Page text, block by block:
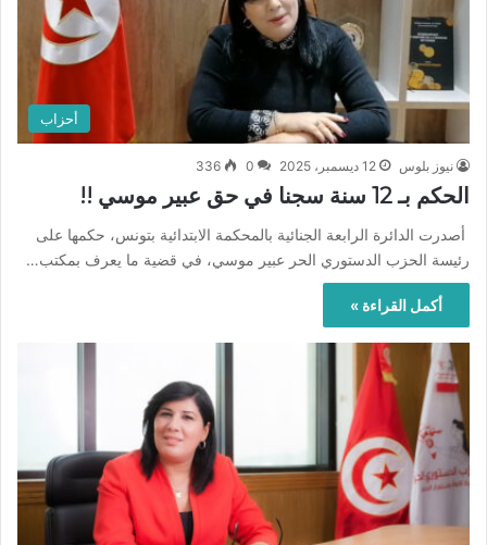
أحزاب
نيوز بلوس 12 ديسمبر، 2025 0
336
الحكم بـ 12 سنة سجنا في حق عبير موسي !!
أصدرت الدائرة الرابعة الجنائية بالمحكمة الابتدائية بتونس، حكمها على
رئيسة الحزب الدستوري الحر عبير موسي، في قضية ما يعرف بمكتب…
أكمل القراءة »